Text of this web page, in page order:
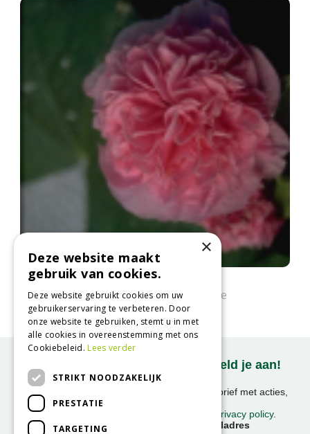
Stokroos
Alcea rosea 'Pleniflora' roze
Onze nieuwsbrief ontvangen? Meld je aan!
Ontvang ongeveer 1x per week onze nieuwsbrief met acties,
We slaan uw gegevens op conform onze
privacy policy.
Voornaam
E-mailadres
×
Deze website maakt
gebruik van cookies.
Deze website gebruikt cookies om uw
gebruikerservaring te verbeteren. Door
onze website te gebruiken, stemt u in met
alle cookies in overeenstemming met ons
Cookiebeleid.Lees verder
STRIKT NOODZAKELIJK
PRESTATIE
TARGETING